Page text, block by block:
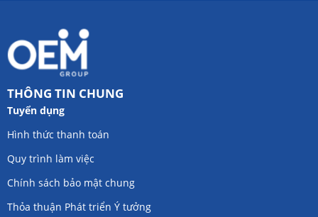
THÔNG TIN CHUNG
Tuyển dụng
Hình thức thanh toán
Quy trình làm việc
Chính sách bảo mật chung
Thỏa thuận Phát triển Ý tưởng